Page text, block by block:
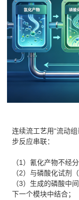
连续流工艺用“流动
步反应串联：
（1）氰化产物不经
（2）与磷酸化试剂
（3）生成的磷酸中
下一个模块中结合；